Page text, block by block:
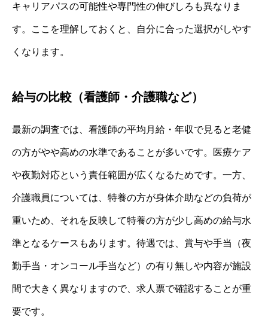
キャリアパスの可能性や専門性の伸びしろも異なりま
す。ここを理解しておくと、自分に合った選択がしやす
くなります。
給与の比較（看護師・介護職など）
最新の調査では、看護師の平均月給・年収で見ると老健
の方がやや高めの水準であることが多いです。医療ケア
や夜勤対応という責任範囲が広くなるためです。一方、
介護職員については、特養の方が身体介助などの負荷が
重いため、それを反映して特養の方が少し高めの給与水
準となるケースもあります。待遇では、賞与や手当（夜
勤手当・オンコール手当など）の有り無しや内容が施設
間で大きく異なりますので、求人票で確認することが重
要です。